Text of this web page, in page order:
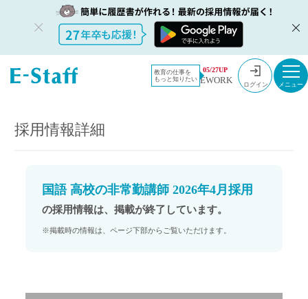
教育の仕事を
もっと知りたい
05/27UP
EWORK ログイン
教員採用情
報のイー・
採用情報
国語 高校の非常勤講師 2026年4月採用
採用情報詳細
国語 高校の非常勤講師 2026年4月採用
の採用情報は、掲載が終了しています。
※掲載時の情報は、ページ下部からご覧いただけます。